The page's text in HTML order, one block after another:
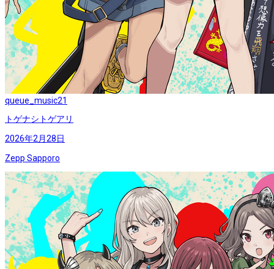
queue_music21
トゲナシトゲアリ
2026年2月28日
Zepp Sapporo